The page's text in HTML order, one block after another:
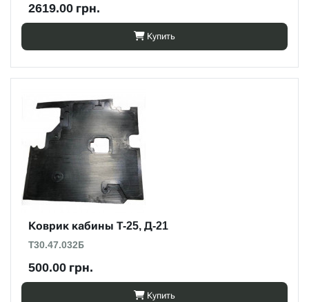
2619.00 грн.
Купить
Коврик кабины Т-25, Д-21
Т30.47.032Б
500.00 грн.
Купить